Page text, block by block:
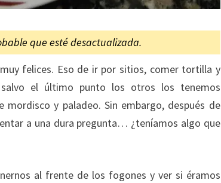
que esté desactualizada.
felices. Eso de ir por sitios, comer tortilla y
el último punto los otros los tenemos
y paladeo. Sin embargo, después de
a una dura pregunta… ¿teníamos algo que
al frente de los fogones y ver si éramos